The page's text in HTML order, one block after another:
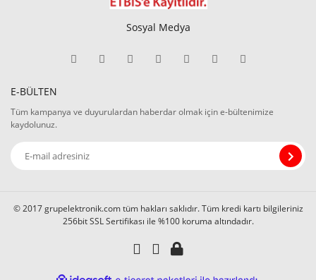
Sosyal Medya
E-BÜLTEN
Tüm kampanya ve duyurulardan haberdar olmak için e-bültenimize
kaydolunuz.
© 2017 grupelektronik.com tüm hakları saklıdır. Tüm kredi kartı bilgileriniz
256bit SSL Sertifikası ile %100 koruma altındadır.